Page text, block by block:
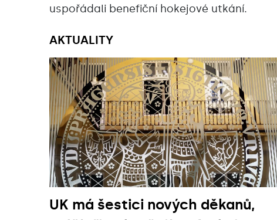
uspořádali benefiční hokejové utkání.
AKTUALITY
UK má šestici nových děkanů,